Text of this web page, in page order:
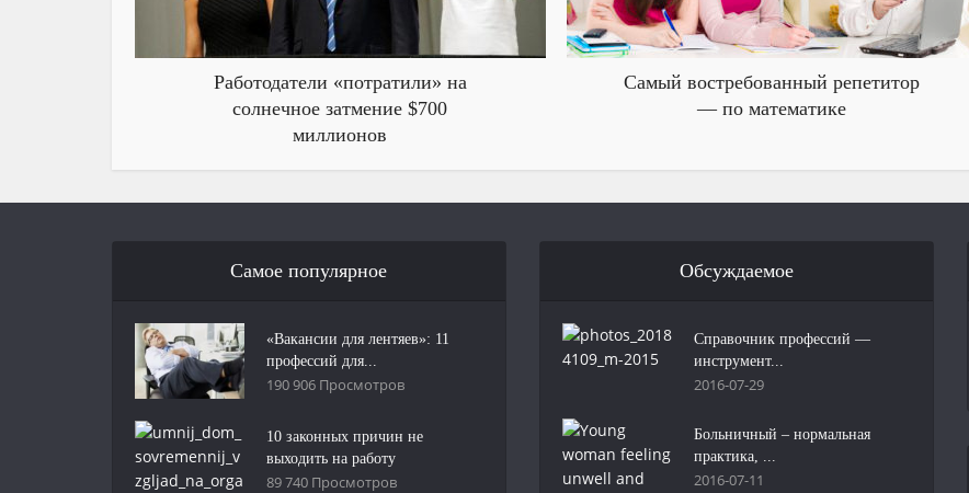
Работодатели «потратили» на
солнечное затмение $700
миллионов
Самый востребованный репетитор
— по математике
Самое популярное
«Вакансии для лентяев»: 11
профессий для...
190 906 Просмотров
10 законных причин не
выходить на работу
89 740 Просмотров
Обсуждаемое
Справочник профессий —
инструмент...
2016-07-29
Больничный – нормальная
практика, ...
2016-07-11